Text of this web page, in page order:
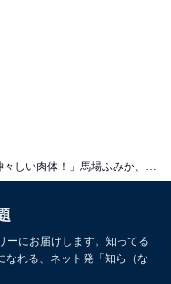
ーにお届けします。知ってる
なれる、ネット発「知ら（な